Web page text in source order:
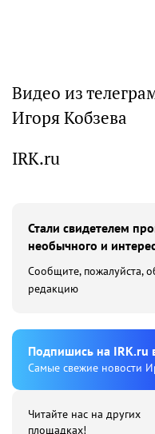
Видео из
Игоря Кобзева
IRK.ru
Стали свидетелем
необычного и
Сообщите, пожалуйста,
редакцию
Подпишиcь на IRK.ru
Cамые свежие новости
Читайте нас на других
площадках!